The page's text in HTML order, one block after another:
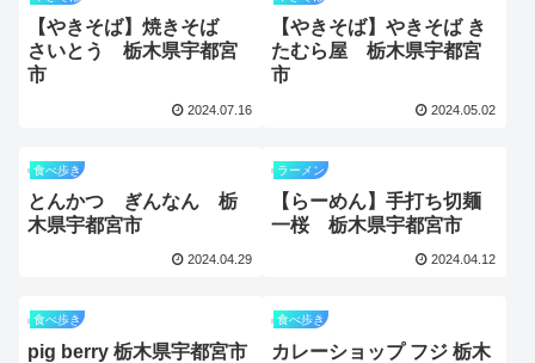
【やきそば】焼きそば
さいとう 栃木県宇都宮
市
2024.07.16
【やきそば】やきそば き
たむら屋 栃木県宇都宮
市
2024.05.02
食べ歩き
とんかつ ぎんなん 栃
木県宇都宮市
2024.04.29
ラーメン
【らーめん】手打ち切麺
一桜 栃木県宇都宮市
2024.04.12
食べ歩き
pig berry 栃木県宇都宮市
食べ歩き
カレーショップ フジ 栃木